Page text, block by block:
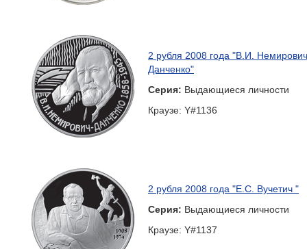
2 рубля 2008 года "В.И.
Данченко"
Серия: Выдающиеся личности
Краузе: Y#1136
2 рубля 2008 года "Е.С. Вучетич "
Серия: Выдающиеся личности
Краузе: Y#1137